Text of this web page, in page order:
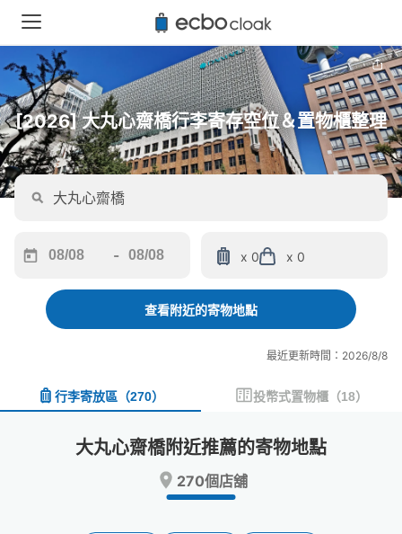
[2026] 大丸心齋橋行李寄存空位＆置物櫃整理
forward
interact
and
date.
-
backward
interact
and
a
date.
Press
x 0 x 0
查看附近的寄物地點
最近更新時間：2026/8/8
行李寄放區 （270） 投幣式置物櫃 （18）
大丸心齋橋附近推薦的寄物地點
270個店舖